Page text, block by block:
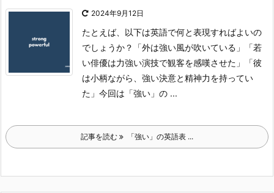
2024年9月12日
たとえば、以下は英語で何と表現すればよいの
でしょうか？
「外は強い風が吹いている」
「若
い俳優は力強い演技で観客を感嘆させた」
「彼
は小柄ながら、強い決意と精神力を持ってい
た」 今回は「強い」の ...
記事を読む 「強い」の英語表 ...